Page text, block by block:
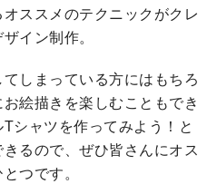
ススメのテクニックがクレ
イン制作。
しまっている方にはもちろ
絵描きを楽しむこともでき
シャツを作ってみよう！と
るので、ぜひ皆さんにオス
つです。